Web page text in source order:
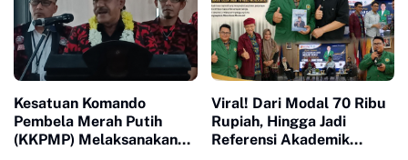
Kesatuan Komando
Pembela Merah Putih
(KKPMP) Melaksanakan
Viral! Dari Modal 70 Ribu
Rupiah, Hingga Jadi
Referensi Akademik